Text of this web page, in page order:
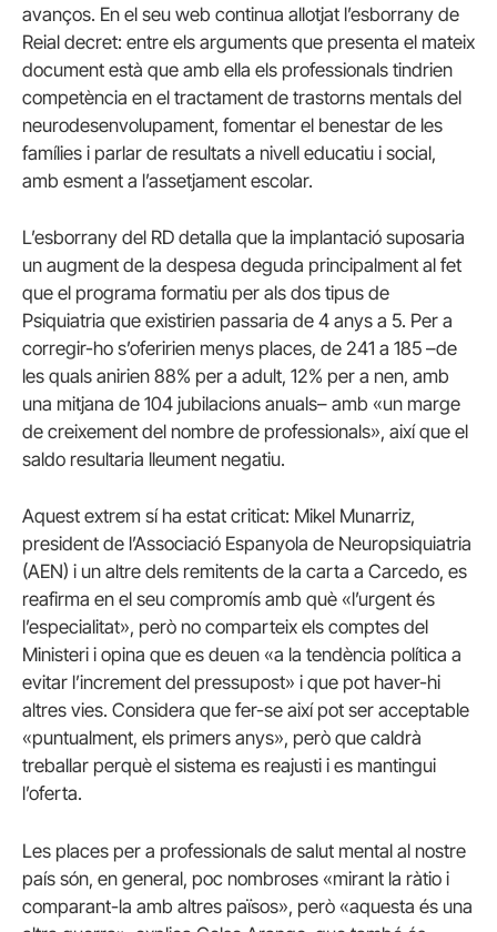
avanços. En el seu web continua allotjat l’esborrany de
Reial decret: entre els arguments que presenta el mateix
document està que amb ella els professionals tindrien
competència en el tractament de trastorns mentals del
neurodesenvolupament, fomentar el benestar de les
famílies i parlar de resultats a nivell educatiu i social,
amb esment a l’assetjament escolar.
L’esborrany del RD detalla que la implantació suposaria
un augment de la despesa deguda principalment al fet
que el programa formatiu per als dos tipus de
Psiquiatria que existirien passaria de 4 anys a 5. Per a
corregir-ho s’oferirien menys places, de 241 a 185 –de
les quals anirien 88% per a adult, 12% per a nen, amb
una mitjana de 104 jubilacions anuals– amb «un marge
de creixement del nombre de professionals», així que el
saldo resultaria lleument negatiu.
Aquest extrem sí ha estat criticat: Mikel Munarriz,
president de l’Associació Espanyola de Neuropsiquiatria
(AEN) i un altre dels remitents de la carta a Carcedo, es
reafirma en el seu compromís amb què «l’urgent és
l’especialitat», però no comparteix els comptes del
Ministeri i opina que es deuen «a la tendència política a
evitar l’increment del pressupost» i que pot haver-hi
altres vies. Considera que fer-se així pot ser acceptable
«puntualment, els primers anys», però que caldrà
treballar perquè el sistema es reajusti i es mantingui
l’oferta.
Les places per a professionals de salut mental al nostre
país són, en general, poc nombroses «mirant la ràtio i
comparant-la amb altres països», però «aquesta és una